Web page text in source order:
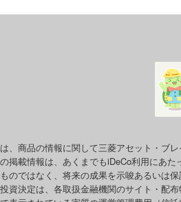
、商品の情報に関して三菱アセット・ブ
の掲載情報は、あくまでもiDeCo利用にあ
のではなく、将来の成果を示唆あるいは保
資決定は、各取扱金融機関のサイト・配